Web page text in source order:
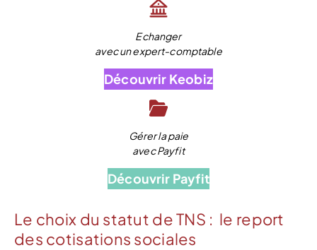
Echanger
avec un expert-comptable
Découvrir Keobiz
Gérer la paie
avec Payfit
Découvrir Payfit
Le choix du statut de TNS : le report
des cotisations sociales